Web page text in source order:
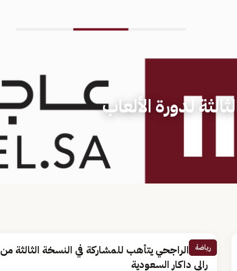
لدورة الألعاب
رياضة
يزيد الراجحي يتأهب للمشاركة في النسخة الثالثة من
رالي داكار السعودية